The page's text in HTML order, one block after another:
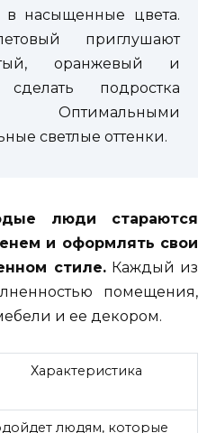
в насыщенные цвета.
приглушают
оранжевый и
подростка
Оптимальными
светлые оттенки.
люди стараются
и оформлять свои
стиле.Каждый из
помещения,
и ее декором.
Характеристика
людям, которые